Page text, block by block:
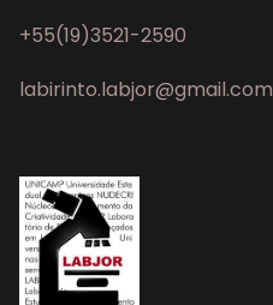
+55(19)3521-2590
labirinto.labjor@gmail.com